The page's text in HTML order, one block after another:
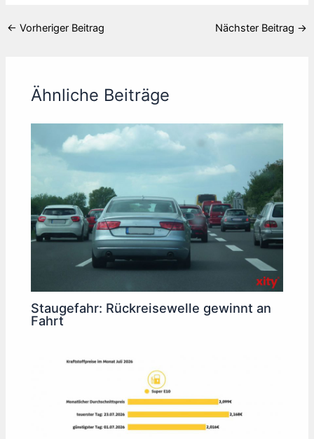
← Vorheriger Beitrag Nächster Beitrag →
Ähnliche Beiträge
Staugefahr: Rückreisewelle gewinnt an
Fahrt